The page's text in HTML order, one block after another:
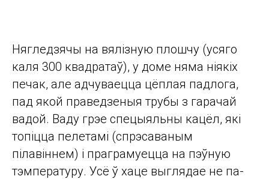
Нягледзячы на вялізную плошчу (усяго
каля 300 квадратаў), у доме няма ніякіх
печак, але адчуваецца цёплая падлога,
пад якой праведзеныя трубы з гарачай
вадой. Ваду грэе спецыяльны кацёл, які
топіцца пелетамі (спрэсаваным
пілавіннем) і праграмуецца на пэўную
тэмпературу. Усё ў хаце выглядае не па-